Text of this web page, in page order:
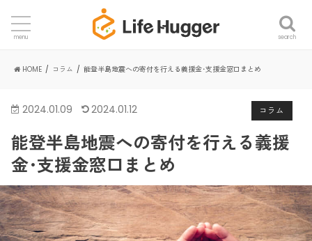
search
menu
HOME コラム 能登半島地震への寄付を行える義援金･支援金窓口まとめ
コラム
2024.01.09 2024.01.12
能登半島地震への寄付を行える義援
金･支援金窓口まとめ